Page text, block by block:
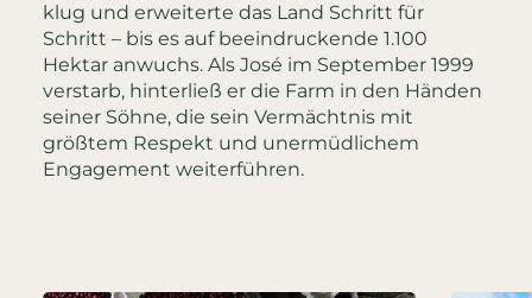
klug und erweiterte das Land Schritt für
Schritt – bis es auf beeindruckende 1.100
Hektar anwuchs. Als José im September 1999
verstarb, hinterließ er die Farm in den Händen
seiner Söhne, die sein Vermächtnis mit
größtem Respekt und unermüdlichem
Engagement weiterführen.